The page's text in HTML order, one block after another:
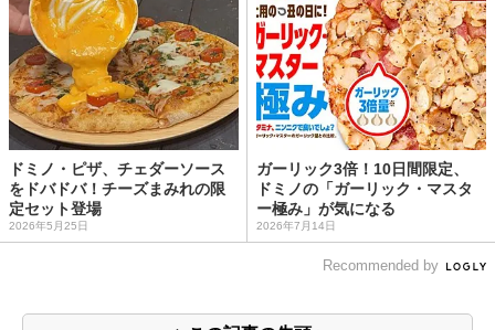
ドミノ・ピザ、チェダーソース
をドバドバ！チーズまみれの限
定セット登場
2026年5月25日
ガーリック3倍！10日間限定、
ドミノの「ガーリック・マスタ
ー極み」が気になる
2026年7月14日
Recommended by